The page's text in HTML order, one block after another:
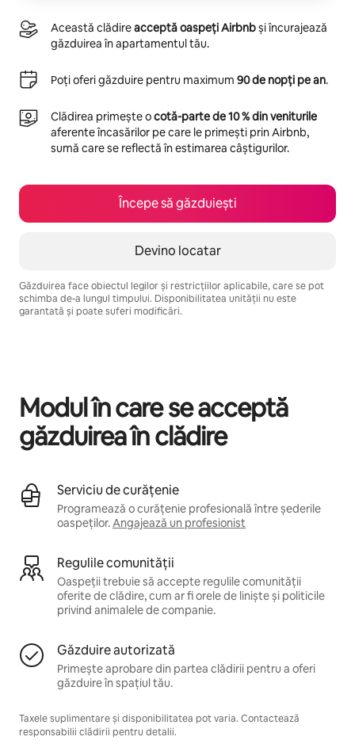
Această clădireacceptă oaspeți Airbnbși încurajează
găzduirea în apartamentul tău.
Poți oferi găzduire pentru maximum 90 de nopți pe an.
Clădirea primește ocotă-parte de 10 % din veniturile
aferente încasărilor pe care le primești prin Airbnb,
sumă care se reflectă în estimarea câștigurilor.
Începe să găzduiești
Devino locatar
Găzduirea face obiectul legilor și restricțiilor aplicabile, care se pot
schimba de-a lungul timpului. Disponibilitatea unității nu este
garantată și poate suferi modificări.
Modul în care se acceptă
găzduirea în clădire
Serviciu de curățenie
Programează o curățenie profesională între șederile
oaspeților. Angajează un profesionist
Regulile comunității
Oaspeții trebuie să accepte regulile comunității
oferite de clădire, cum ar fi orele de liniște și politicile
privind animalele de companie.
Găzduire autorizată
Primește aprobare din partea clădirii pentru a oferi
găzduire în spațiul tău.
Taxele suplimentare și disponibilitatea pot varia. Contactează
responsabilii clădirii pentru detalii.